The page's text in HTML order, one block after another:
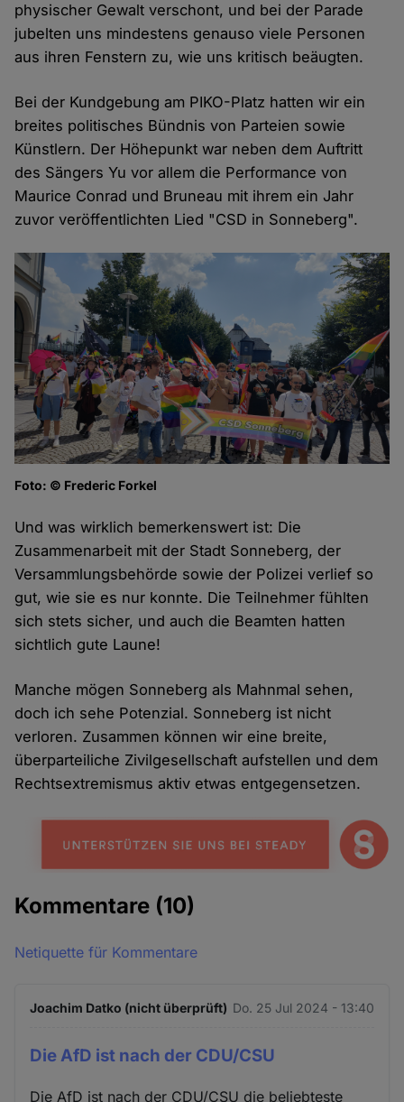
physischer Gewalt verschont, und bei der Parade
jubelten uns mindestens genauso viele Personen
aus ihren Fenstern zu, wie uns kritisch beäugten.
Bei der Kundgebung am PIKO-Platz hatten wir ein
breites politisches Bündnis von Parteien sowie
Künstlern. Der Höhepunkt war neben dem Auftritt
des Sängers Yu vor allem die Performance von
Maurice Conrad und Bruneau mit ihrem ein Jahr
zuvor veröffentlichten Lied "CSD in Sonneberg".
Foto: © Frederic Forkel
Und was wirklich bemerkenswert ist: Die
Zusammenarbeit mit der Stadt Sonneberg, der
Versammlungsbehörde sowie der Polizei verlief so
gut, wie sie es nur konnte. Die Teilnehmer fühlten
sich stets sicher, und auch die Beamten hatten
sichtlich gute Laune!
Manche mögen Sonneberg als Mahnmal sehen,
doch ich sehe Potenzial. Sonneberg ist nicht
verloren. Zusammen können wir eine breite,
überparteiliche Zivilgesellschaft aufstellen und dem
Rechtsextremismus aktiv etwas entgegensetzen.
Kommentare (10)
Netiquette für Kommentare
Joachim Datko (nicht überprüft) Do. 25 Jul 2024 - 13:40
Die AfD ist nach der CDU/CSU
Die AfD ist nach der CDU/CSU die beliebteste